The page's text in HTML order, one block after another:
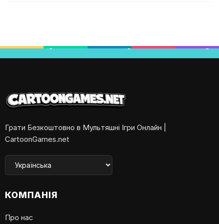
Грати Безкоштовно в Мультяшні Ігри Онлайн |
CartoonGames.net
КОМПАНІЯ
Про нас